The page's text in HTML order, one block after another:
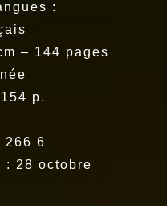
:
– 144 pages
p.
266 6
: 28 octobre